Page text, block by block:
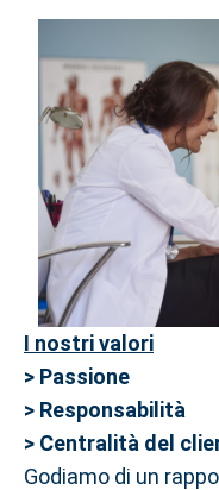
I nostri valori
> Passione
> Responsabilità
> Centralità del
Godiamo di un